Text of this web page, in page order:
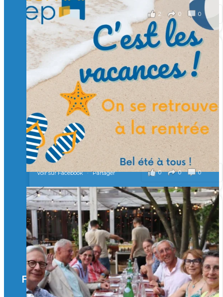
2 0 0
Voir sur Facebook · Partager
🙏 Soutenez l’Isep via la taxe d’apprentissage 2026
et contribuons ensemble à former les générations
d’ingénieurs de demain. 🙏
Merci à tous !
🎯 Taxe d’apprentissage 2026 : avec l'Isep, investissez pour
un numérique au service de l'humain !
À l’Isep, nous formons des ingénieurs, des bachelors, des
Mastères Spécialisés, qui allient excellence technologique et
valeurs humaines, au cœur de notre pro
...Voir plus
il y a 2 mois
0 0 0
Voir sur Facebook · Partager
🚀Afterwork à Genève 🚀
🥳 Le 22 avril dernier, 14 Alumni vivant / travaillant
en Suisse ont partagé un moment convivial de
retrouvailles et d'échanges !
Merci à tous pour votre présence et à Alexandre
CHEA pour l'organisation !
il y a 3 mois
Facebook